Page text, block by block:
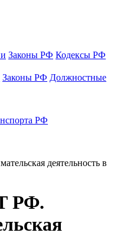
Законы РФ Кодексы РФ
Законы РФ Должностные
РФ
деятельность в
РФ.